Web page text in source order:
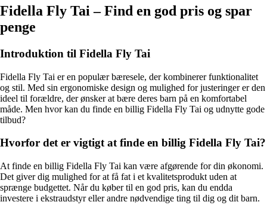
Fidella Fly Tai – Find en god pris og spar
penge
Introduktion til Fidella Fly Tai
Fidella Fly Tai er en populær bæresele, der kombinerer funktionalitet
og stil. Med sin ergonomiske design og mulighed for justeringer er den
ideel til forældre, der ønsker at bære deres barn på en komfortabel
måde. Men hvor kan du finde en billig Fidella Fly Tai og udnytte gode
tilbud?
Hvorfor det er vigtigt at finde en billig Fidella Fly Tai?
At finde en billig Fidella Fly Tai kan være afgørende for din økonomi.
Det giver dig mulighed for at få fat i et kvalitetsprodukt uden at
sprænge budgettet. Når du køber til en god pris, kan du endda
investere i ekstraudstyr eller andre nødvendige ting til dig og dit barn.